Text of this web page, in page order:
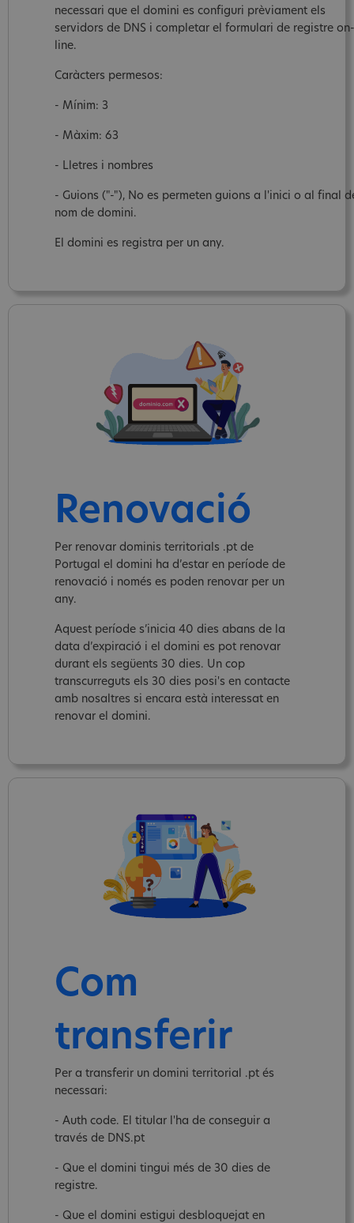
necessari que el domini es configuri prèviament els
servidors de DNS i completar el formulari de registre on-
line.
Caràcters permesos:
- Mínim: 3
- Màxim: 63
- Lletres i nombres
- Guions ("-"), No es permeten guions a l'inici o al final
nom de domini.
El domini es registra per un any.
Renovació
Per renovar dominis territorials .pt de
Portugal el domini ha d’estar en període de
renovació i només es poden renovar per un
any.
Aquest període s’inicia 40 dies abans de la
data d’expiració i el domini es pot renovar
durant els següents 30 dies. Un cop
transcurreguts els 30 dies posi's en contacte
amb nosaltres si encara està interessat en
renovar el domini.
Com
transferir
Per a transferir un domini territorial .pt és
necessari:
- Auth code. El titular l'ha de conseguir a
través de DNS.pt
- Que el domini tingui més de 30 dies de
registre.
- Que el domini estigui desbloquejat en